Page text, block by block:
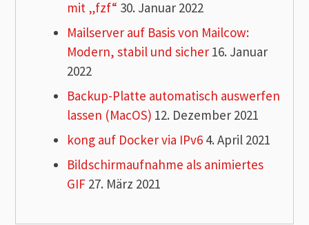
mit „fzf“ 30. Januar 2022
Mailserver auf Basis von Mailcow:
Modern, stabil und sicher 16. Januar
2022
Backup-Platte automatisch auswerfen
lassen (MacOS) 12. Dezember 2021
kong auf Docker via IPv6 4. April 2021
Bildschirmaufnahme als animiertes
GIF 27. März 2021